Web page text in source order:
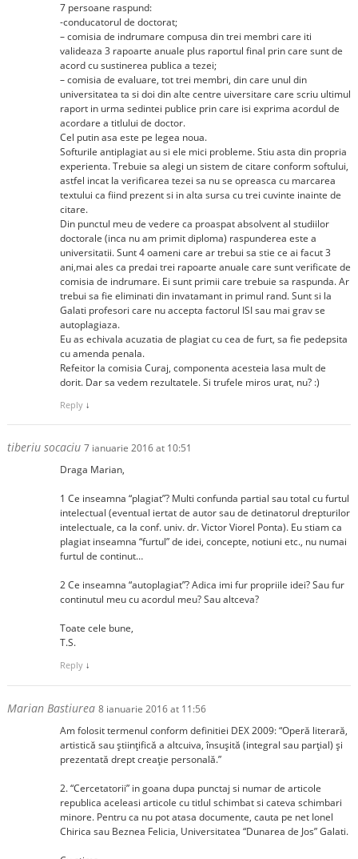
7 persoane raspund:
-conducatorul de doctorat;
– comisia de indrumare compusa din trei membri care iti
valideaza 3 rapoarte anuale plus raportul final prin care sunt de
acord cu sustinerea publica a tezei;
– comisia de evaluare, tot trei membri, din care unul din
universitatea ta si doi din alte centre uiversitare care scriu ultimul
raport in urma sedintei publice prin care isi exprima acordul de
acordare a titlului de doctor.
Cel putin asa este pe legea noua.
Softurile antiplagiat au si ele mici probleme. Stiu asta din propria
experienta. Trebuie sa alegi un sistem de citare conform softului,
astfel incat la verificarea tezei sa nu se opreasca cu marcarea
textului ca fiind prezent si in alta sursa cu trei cuvinte inainte de
citare.
Din punctul meu de vedere ca proaspat absolvent al studiilor
doctorale (inca nu am primit diploma) raspunderea este a
universitatii. Sunt 4 oameni care ar trebui sa stie ce ai facut 3
ani,mai ales ca predai trei rapoarte anuale care sunt verificate de
comisia de indrumare. Ei sunt primii care trebuie sa raspunda. Ar
trebui sa fie eliminati din invatamant in primul rand. Sunt si la
Galati profesori care nu accepta factorul ISI sau mai grav se
autoplagiaza.
Eu as echivala acuzatia de plagiat cu cea de furt, sa fie pedepsita
cu amenda penala.
Refeitor la comisia Curaj, componenta acesteia lasa mult de
dorit. Dar sa vedem rezultatele. Si trufele miros urat, nu? :)
Reply ↓
tiberiu socaciu 7 ianuarie 2016 at 10:51
Draga Marian,
1 Ce inseamna “plagiat”? Multi confunda partial sau total cu furtul
intelectual (eventual iertat de autor sau de detinatorul drepturilor
intelectuale, ca la conf. univ. dr. Victor Viorel Ponta). Eu stiam ca
plagiat inseamna “furtul” de idei, concepte, notiuni etc., nu numai
furtul de continut…
2 Ce inseamna “autoplagiat”? Adica imi fur propriile idei? Sau fur
continutul meu cu acordul meu? Sau altceva?
Toate cele bune,
T.S.
Reply ↓
Marian Bastiurea 8 ianuarie 2016 at 11:56
Am folosit termenul conform definitiei DEX 2009: “Operă literară,
artistică sau științifică a altcuiva, însușită (integral sau parțial) și
prezentată drept creație personală.”
2. “Cercetatorii” in goana dupa punctaj si numar de articole
republica aceleasi articole cu titlul schimbat si cateva schimbari
minore. Pentru ca nu pot atasa documente, cauta pe net Ionel
Chirica sau Beznea Felicia, Universitatea “Dunarea de Jos” Galati.